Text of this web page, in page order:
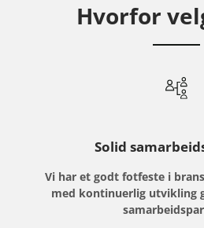
Hvorfor
Solid
Vi har et godt fotfeste i
med kontinuerlig utvikling